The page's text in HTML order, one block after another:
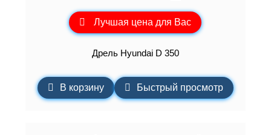
Лучшая цена для Вас
Дрель Hyundai D 350
В корзину Быстрый просмотр